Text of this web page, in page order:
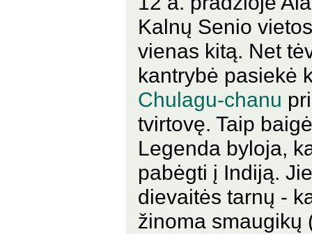
Kalnų Senio
vienas kitą. Net
kantrybė pasiekė
Chulagu-chanu
tvirtovę. Taip
Legenda byloja,
pabėgti į Indiją.
dievaitės tarnų -
žinoma smaugikų